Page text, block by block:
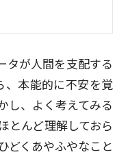
タが人間を支配する
、本能的に不安を覚
し、よく考えてみる
とんど理解しておら
どくあやふやなこと